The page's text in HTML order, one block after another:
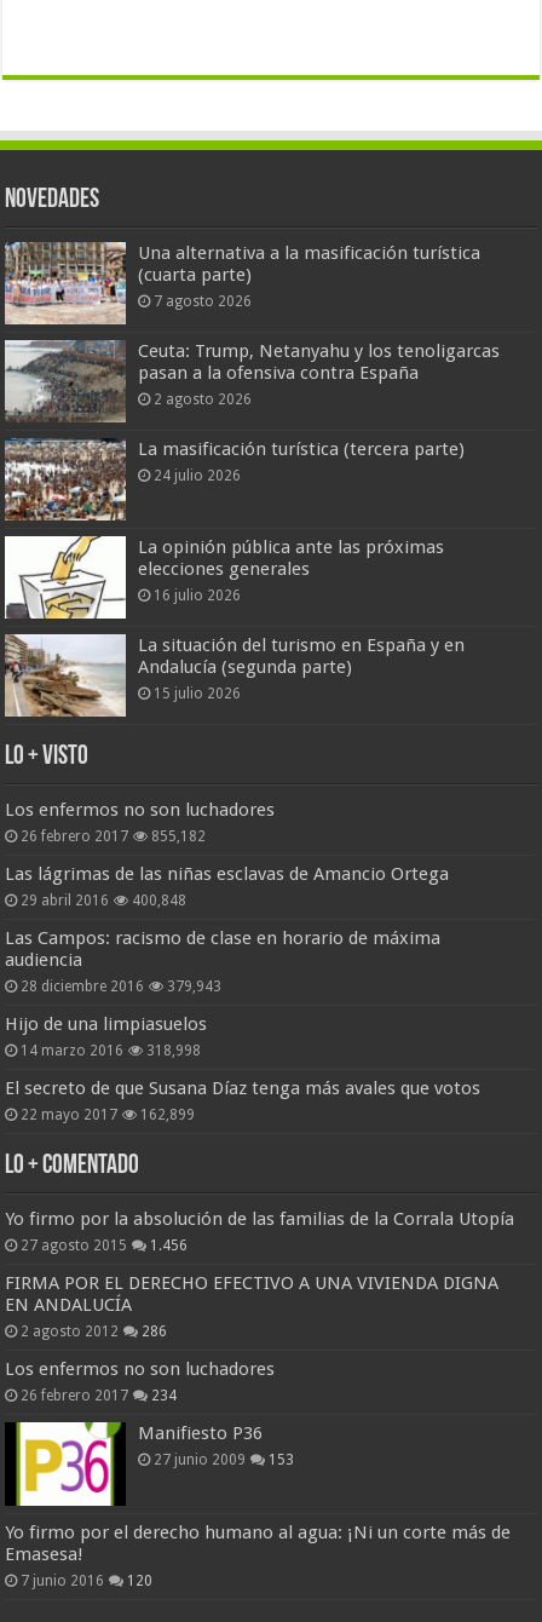
Novedades
Una alternativa a la masificación turística
(cuarta parte)
7 agosto 2026
Ceuta: Trump, Netanyahu y los tenoligarcas
pasan a la ofensiva contra España
2 agosto 2026
La masificación turística (tercera parte)
24 julio 2026
La opinión pública ante las próximas
elecciones generales
16 julio 2026
La situación del turismo en España y en
Andalucía (segunda parte)
15 julio 2026
Lo + Visto
Los enfermos no son luchadores
26 febrero 2017 855,182
Las lágrimas de las niñas esclavas de Amancio Ortega
29 abril 2016 400,848
Las Campos: racismo de clase en horario de máxima
audiencia
28 diciembre 2016 379,943
Hijo de una limpiasuelos
14 marzo 2016 318,998
El secreto de que Susana Díaz tenga más avales que votos
22 mayo 2017 162,899
Lo + Comentado
Yo firmo por la absolución de las familias de la Corrala Utopía
27 agosto 2015 1.456
FIRMA POR EL DERECHO EFECTIVO A UNA VIVIENDA DIGNA
EN ANDALUCÍA
2 agosto 2012 286
Los enfermos no son luchadores
26 febrero 2017 234
Manifiesto P36
27 junio 2009 153
Yo firmo por el derecho humano al agua: ¡Ni un corte más de
Emasesa!
7 junio 2016 120